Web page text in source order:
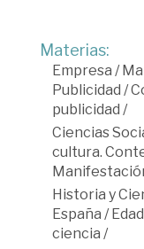
Materias:
Empresa /
Publicidad /
publicidad /
Ciencias
cultura.
Historia y
España /
ciencia /